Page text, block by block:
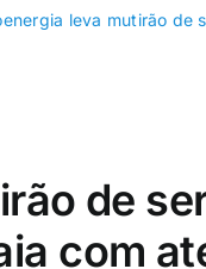
leva mutirão de
de
com